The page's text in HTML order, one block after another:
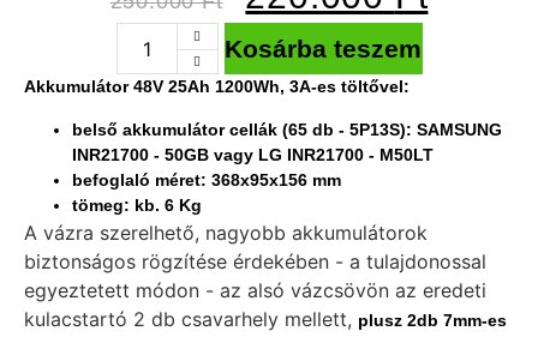
Kosárba teszem
Akkumulátor48V 25Ah 1200Wh, 3A-es töltővel:
belső akkumulátor cellák (65 db - 5P13S): SAMSUNG
INR21700 - 50GB vagy LG INR21700 - M50LT
befoglaló méret: 368x95x156 mm
tömeg: kb. 6 Kg
A vázra szerelhető, nagyobb akkumulátorok
biztonságos rögzítése érdekében - a tulajdonossal
egyeztetett módon - az alsó vázcsövön az eredeti
kulacstartó 2 db csavarhely mellett, plusz 2db 7mm-es